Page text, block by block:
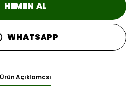
HEMEN AL
WHATSAPP
Ürün Açıklaması